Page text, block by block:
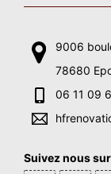
9006
78680
06 11 09
Suivez nous